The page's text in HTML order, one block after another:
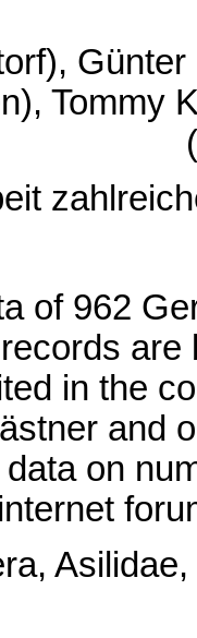
Tommy
of 962
in the
and
on